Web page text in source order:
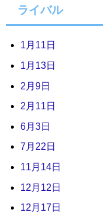
ライバル
1月11日
1月13日
2月9日
2月11日
6月3日
7月22日
11月14日
12月12日
12月17日